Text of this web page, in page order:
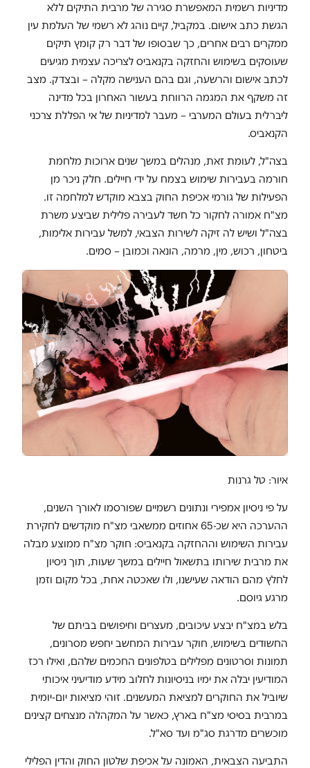
מדיניות רשמית המאפשרת סגירה של מרבית התיקים ללא
הגשת כתב אישום. במקביל, קיים נוהג לא רשמי של העלמת עין
ממקרים רבים אחרים, כך שבסופו של דבר רק קומץ תיקים
שעוסקים בשימוש והחזקה בקנאביס לצריכה עצמית מגיעים
לכתב אישום והרשעה, וגם בהם הענישה מקלה – ובצדק. מצב
זה משקף את המגמה הרווחת בעשור האחרון בכל מדינה
ליברלית בעולם המערבי – מעבר למדיניות של אי הפללת צרכני
הקנאביס.
בצה"ל, לעומת זאת, מנהלים במשך שנים ארוכות מלחמת
חורמה בעבירות שימוש בצמח על ידי חיילים. חלק ניכר מן
הפעילות של גורמי אכיפת החוק בצבא מוקדש למלחמה זו.
מצ"ח אמורה לחקור כל חשד לעבירה פלילית שביצע משרת
בצה"ל ושיש לה זיקה לשירות הצבאי, למשל עבירות אלימות,
ביטחון, רכוש, מין, מרמה, הונאה וכמובן – סמים.
איור: טל גרנות
על פי ניסיון אמפירי ונתונים רשמיים שפורסמו לאורך השנים,
ההערכה היא שכ-65 אחוזים ממשאבי מצ"ח מוקדשים לחקירת
עבירות השימוש וההחזקה בקנאביס: חוקר מצ"ח ממוצע מבלה
את מרבית שירותו בתשאול חיילים במשך שעות, תוך ניסיון
לחלץ מהם הודאה שעישנו, ולו שאכטה אחת, בכל מקום וזמן
מרגע גיוסם.
בלש במצ"ח יבצע עיכובים, מעצרים וחיפושים בביתם של
החשודים בשימוש, חוקר עבירות המחשב יחפש מסרונים,
תמונות וסרטונים מפלילים בטלפונים החכמים שלהם, ואילו רכז
המודיעין יבלה את ימיו בניסיונות לחלוב מידע מודיעיני איכותי
שיוביל את החוקרים למציאת המעשנים. זוהי מציאות יום-יומית
במרבית בסיסי מצ"ח בארץ, כאשר על המקהלה מנצחים קצינים
מוכשרים מדרגת סג"מ ועד סא"ל.
התביעה הצבאית, האמונה על אכיפת שלטון החוק והדין הפלילי